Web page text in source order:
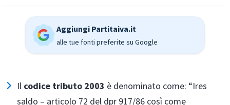
Aggiungi Partitaiva.it
alle tue fonti preferite su Google
Il codice tributo 2003 è denominato come: “Ires
saldo – articolo 72 del dpr 917/86 così come